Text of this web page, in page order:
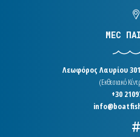
MEC
Λεωφόρος Λαυρίου
(Εκθεσιακό
+30